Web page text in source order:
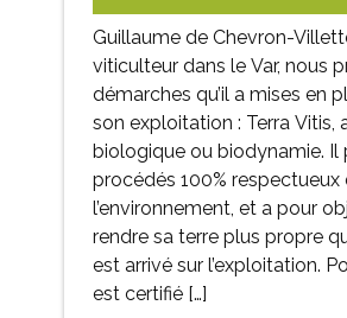
Guillaume de Chevron-
viticulteur dans le Var, nous
démarches qu’il a mises en
son exploitation : Terra Vitis,
biologique ou biodynamie. Il
procédés 100% respectueux
l’environnement, et a pour
rendre sa terre plus propre
est arrivé sur l’exploitation.
est certifié […]